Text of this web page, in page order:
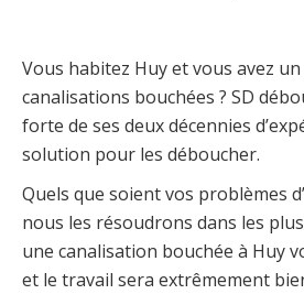
Vous habitez Huy et vous avez
canalisations bouchées ? SD
forte de ses deux décennies
solution pour les déboucher.
Quels que soient vos problèmes
nous les résoudrons dans les
une canalisation bouchée à Huy
et le travail sera extrêmement